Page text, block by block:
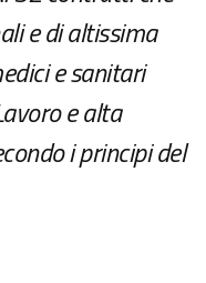
e di altissima
e sanitari
e alta
i principi del